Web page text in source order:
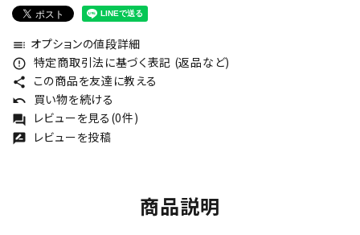
toc オプションの値段詳細
error_outline 特定商取引法に基づく表記 (返品など)
share この商品を友達に教える
undo 買い物を続ける
forum レビューを見る(0件)
rate_review レビューを投稿
商品説明